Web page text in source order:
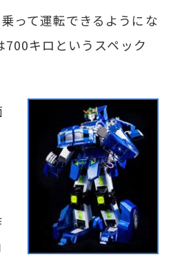
って運転できるようにな
700キロというスペック